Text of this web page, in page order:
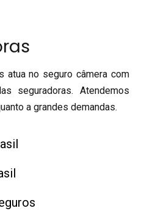
atua no seguro câmera com
seguradoras. Atendemos
a grandes demandas.